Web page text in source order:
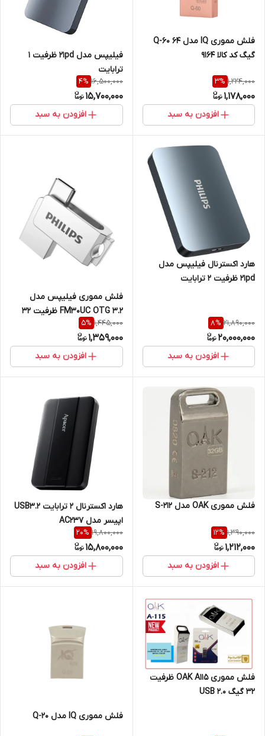
فلش مموری IQ مدل Q-60 64
گیگ کد کالا 9164
1,224,000
3%
1,178,000
افزودن به سبد
فیلیپس مدل 21pd ظرفیت 1
ترابایت
16,500,000
4%
15,700,000
افزودن به سبد
هارد اکسترنال فیلیپس مدل
21pd ظرفیت 2 ترابایت
21,890,000
8%
20,000,000
افزودن به سبد
فلش مموری فیلیپس مدل
FM30UC OTG 3.2 ظرفیت 32
گیگابایت با رابط USB 3.2
1,445,000
5%
1,359,000
افزودن به سبد
فلش مموری OAK مدل S-212
1,390,000
12%
1,212,000
افزودن به سبد
هارد اکسترنال 2 ترابایت USB3.2
اپیسر مدل AC237
19,800,000
20%
15,800,000
افزودن به سبد
فلش مموری OAK A115 ظرفیت
32 گیگ USB 2.0
فلش مموری IQ مدل Q-20